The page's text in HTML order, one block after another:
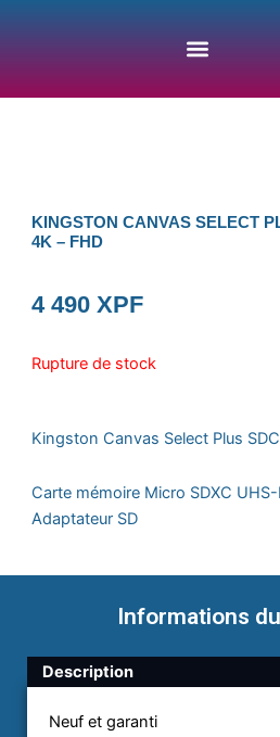
KINGSTON CANVAS SELECT
4K – FHD
4 490 XPF
Rupture de stock
Kingston Canvas Select Plus
Carte mémoire Micro SDXC
Adaptateur SD
Informations
Description
Neuf et garanti